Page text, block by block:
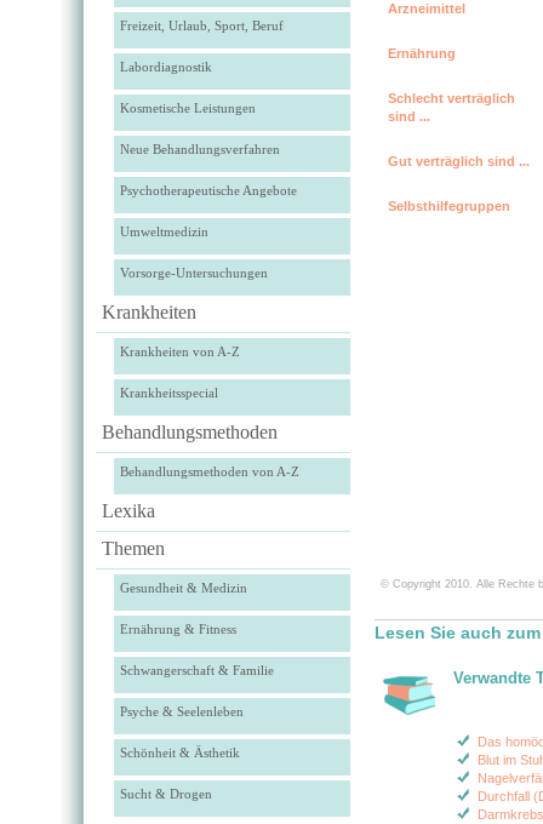
Freizeit, Urlaub, Sport, Beruf
Labordiagnostik
Kosmetische Leistungen
Neue Behandlungsverfahren
Psychotherapeutische Angebote
Umweltmedizin
Vorsorge-Untersuchungen
Krankheiten
Krankheiten von A-Z
Krankheitsspecial
Behandlungsmethoden
Behandlungsmethoden von A-Z
Lexika
Themen
Gesundheit & Medizin
Ernährung & Fitness
Schwangerschaft & Familie
Psyche & Seelenleben
Schönheit & Ästhetik
Sucht & Drogen
Arzneimittel
Ernährung
Schlecht verträglich
sind ...
Gut verträglich sind ...
Selbsthilfegruppen
© Copyright 2010. Alle Rechte
Lesen Sie auch
Verwandte
Das
Blut im
Durchfall